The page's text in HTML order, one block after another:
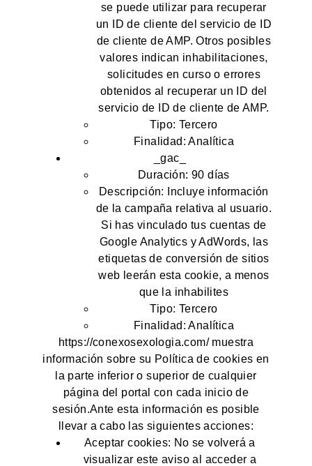
se puede utilizar para recuperar
un ID de cliente del servicio de ID
de cliente de AMP. Otros posibles
valores indican inhabilitaciones,
solicitudes en curso o errores
obtenidos al recuperar un ID del
servicio de ID de cliente de AMP.
Tipo: Tercero
Finalidad: Analítica
_gac_
Duración: 90 días
Descripción: Incluye información
de la campaña relativa al usuario.
Si has vinculado tus cuentas de
Google Analytics y AdWords, las
etiquetas de conversión de sitios
web leerán esta cookie, a menos
que la inhabilites
Tipo: Tercero
Finalidad: Analítica
https://conexosexologia.com/ muestra
información sobre su Política de cookies en
la parte inferior o superior de cualquier
página del portal con cada inicio de
sesión.Ante esta información es posible
llevar a cabo las siguientes acciones:
Aceptar cookies: No se volverá a
visualizar este aviso al acceder a